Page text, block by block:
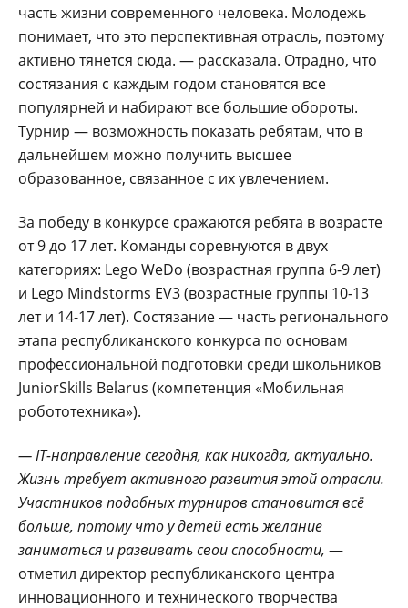
часть жизни современного человека. Молодежь
понимает, что это перспективная отрасль, поэтому
активно тянется сюда. — рассказала. Отрадно, что
состязания с каждым годом становятся все
популярней и набирают все большие обороты.
Турнир — возможность показать ребятам, что в
дальнейшем можно получить высшее
образованное, связанное с их увлечением.
За победу в конкурсе сражаются ребята в возрасте
от 9 до 17 лет. Команды соревнуются в двух
категориях: Lego WeDo (возрастная группа 6-9 лет)
и Lеgo Mindstorms EV3 (возрастные группы 10-13
лет и 14-17 лет). Состязание — часть регионального
этапа республиканского конкурса по основам
профессиональной подготовки среди школьников
JuniorSkills Belarus (компетенция «Мобильная
робототехника»).
— IT-направление сегодня, как никогда, актуально.
Жизнь требует активного развития этой отрасли.
Участников подобных турниров становится всё
больше, потому что у детей есть желание
заниматься и развивать свои способности, —
отметил директор республиканского центра
инновационного и технического творчества